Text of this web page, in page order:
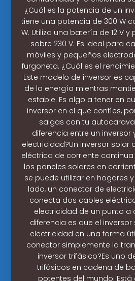
¿Cuál es la potencia de un
tiene una potencia de 300 W
W. Utiliza una batería de 12 V
sobre 230 V. Es ideal para
móviles y pequeños
furgoneta. ¿Cuál es el
Este modelo de inversor es
de la energía mientras
estable. Es algo a tener en
inversor en el que confíes,
salgas con tu
diferencia entre un
electricidad?Un inversor solar
eléctrica de corriente
los paneles solares en
se puede utilizar en hogares
lado, un conector de
conecta dos cables
electricidad de un punto a
diferencia es que el
electricidad en una forma
conector simplemente la
inversor trifásico?Es uno
trifásicos en cadena de
potentes del mundo.